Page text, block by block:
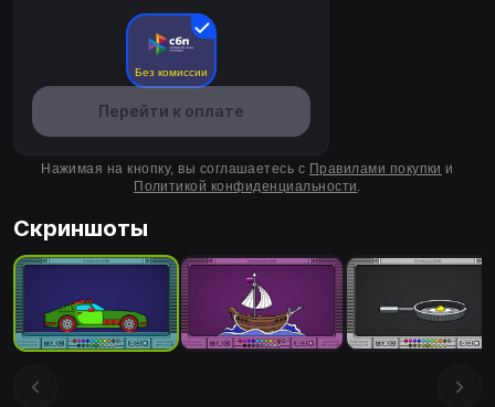
Без комиссии
Перейти к оплате
Нажимая на кнопку, вы соглашаетесь с Правилами покупки и
Политикой конфиденциальности.
Скриншоты